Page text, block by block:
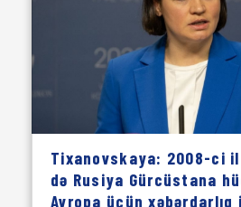
Tixanovskaya: 2008-ci
də Rusiya Gürcüstana
Avropa üçün xəbərdarlıq